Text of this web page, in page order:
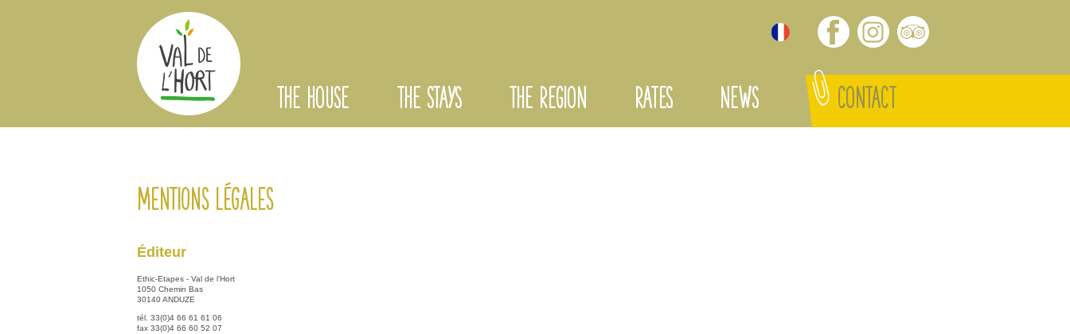
Mentions légales
Éditeur
Ethic-Etapes - Val de l’Hort
1050 Chemin Bas
30140 ANDUZE
tél. 33(0)4 66 61 61 06
fax 33(0)4 66 60 52 07
THE HOUSE THE STAYS THE REGION RATES NEWS CONTACT